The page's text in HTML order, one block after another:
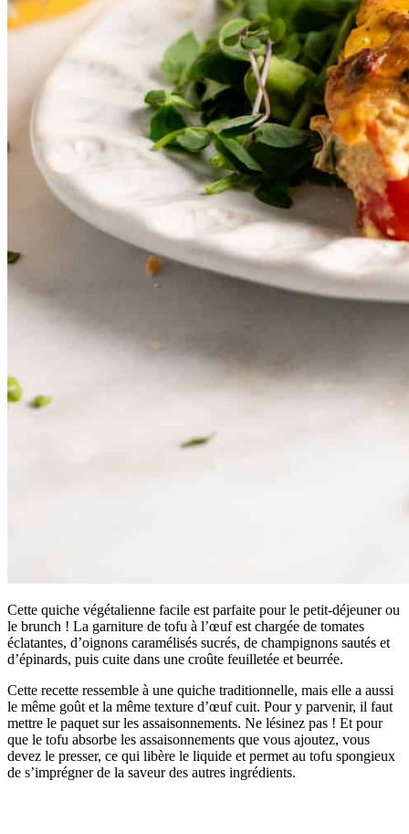
Cette quiche végétalienne facile est parfaite pour le petit-déjeuner ou
le brunch ! La garniture de tofu à l’œuf est chargée de tomates
éclatantes, d’oignons caramélisés sucrés, de champignons sautés et
d’épinards, puis cuite dans une croûte feuilletée et beurrée.
Cette recette ressemble à une quiche traditionnelle, mais elle a aussi
le même goût et la même texture d’œuf cuit. Pour y parvenir, il faut
mettre le paquet sur les assaisonnements. Ne lésinez pas ! Et pour
que le tofu absorbe les assaisonnements que vous ajoutez, vous
devez le presser, ce qui libère le liquide et permet au tofu spongieux
de s’imprégner de la saveur des autres ingrédients.